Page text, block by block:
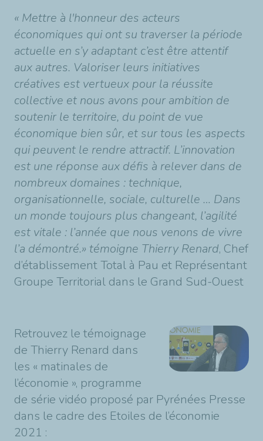
« Mettre à l'honneur des acteurs
économiques qui ont su traverser la période
actuelle en s’y adaptant c’est être attentif
aux autres. Valoriser leurs initiatives
créatives est vertueux pour la réussite
collective et nous avons pour ambition de
soutenir le territoire, du point de vue
économique bien sûr, et sur tous les aspects
qui peuvent le rendre attractif. L’innovation
est une réponse aux défis à relever dans de
nombreux domaines : technique,
organisationnelle, sociale, culturelle … Dans
un monde toujours plus changeant, l’agilité
est vitale : l’année que nous venons de vivre
l’a démontré.» témoigne Thierry Renard, Chef
d’établissement Total à Pau et Représentant
Groupe Territorial dans le Grand Sud-Ouest
Retrouvez le témoignage
de Thierry Renard dans
les « matinales de
l’économie », programme
de série vidéo proposé par Pyrénées Presse
dans le cadre des Etoiles de l’économie
2021 :